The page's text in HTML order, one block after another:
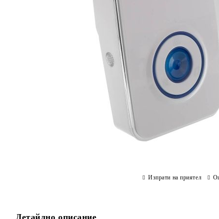
Изпрати на приятел
Детайлно описание